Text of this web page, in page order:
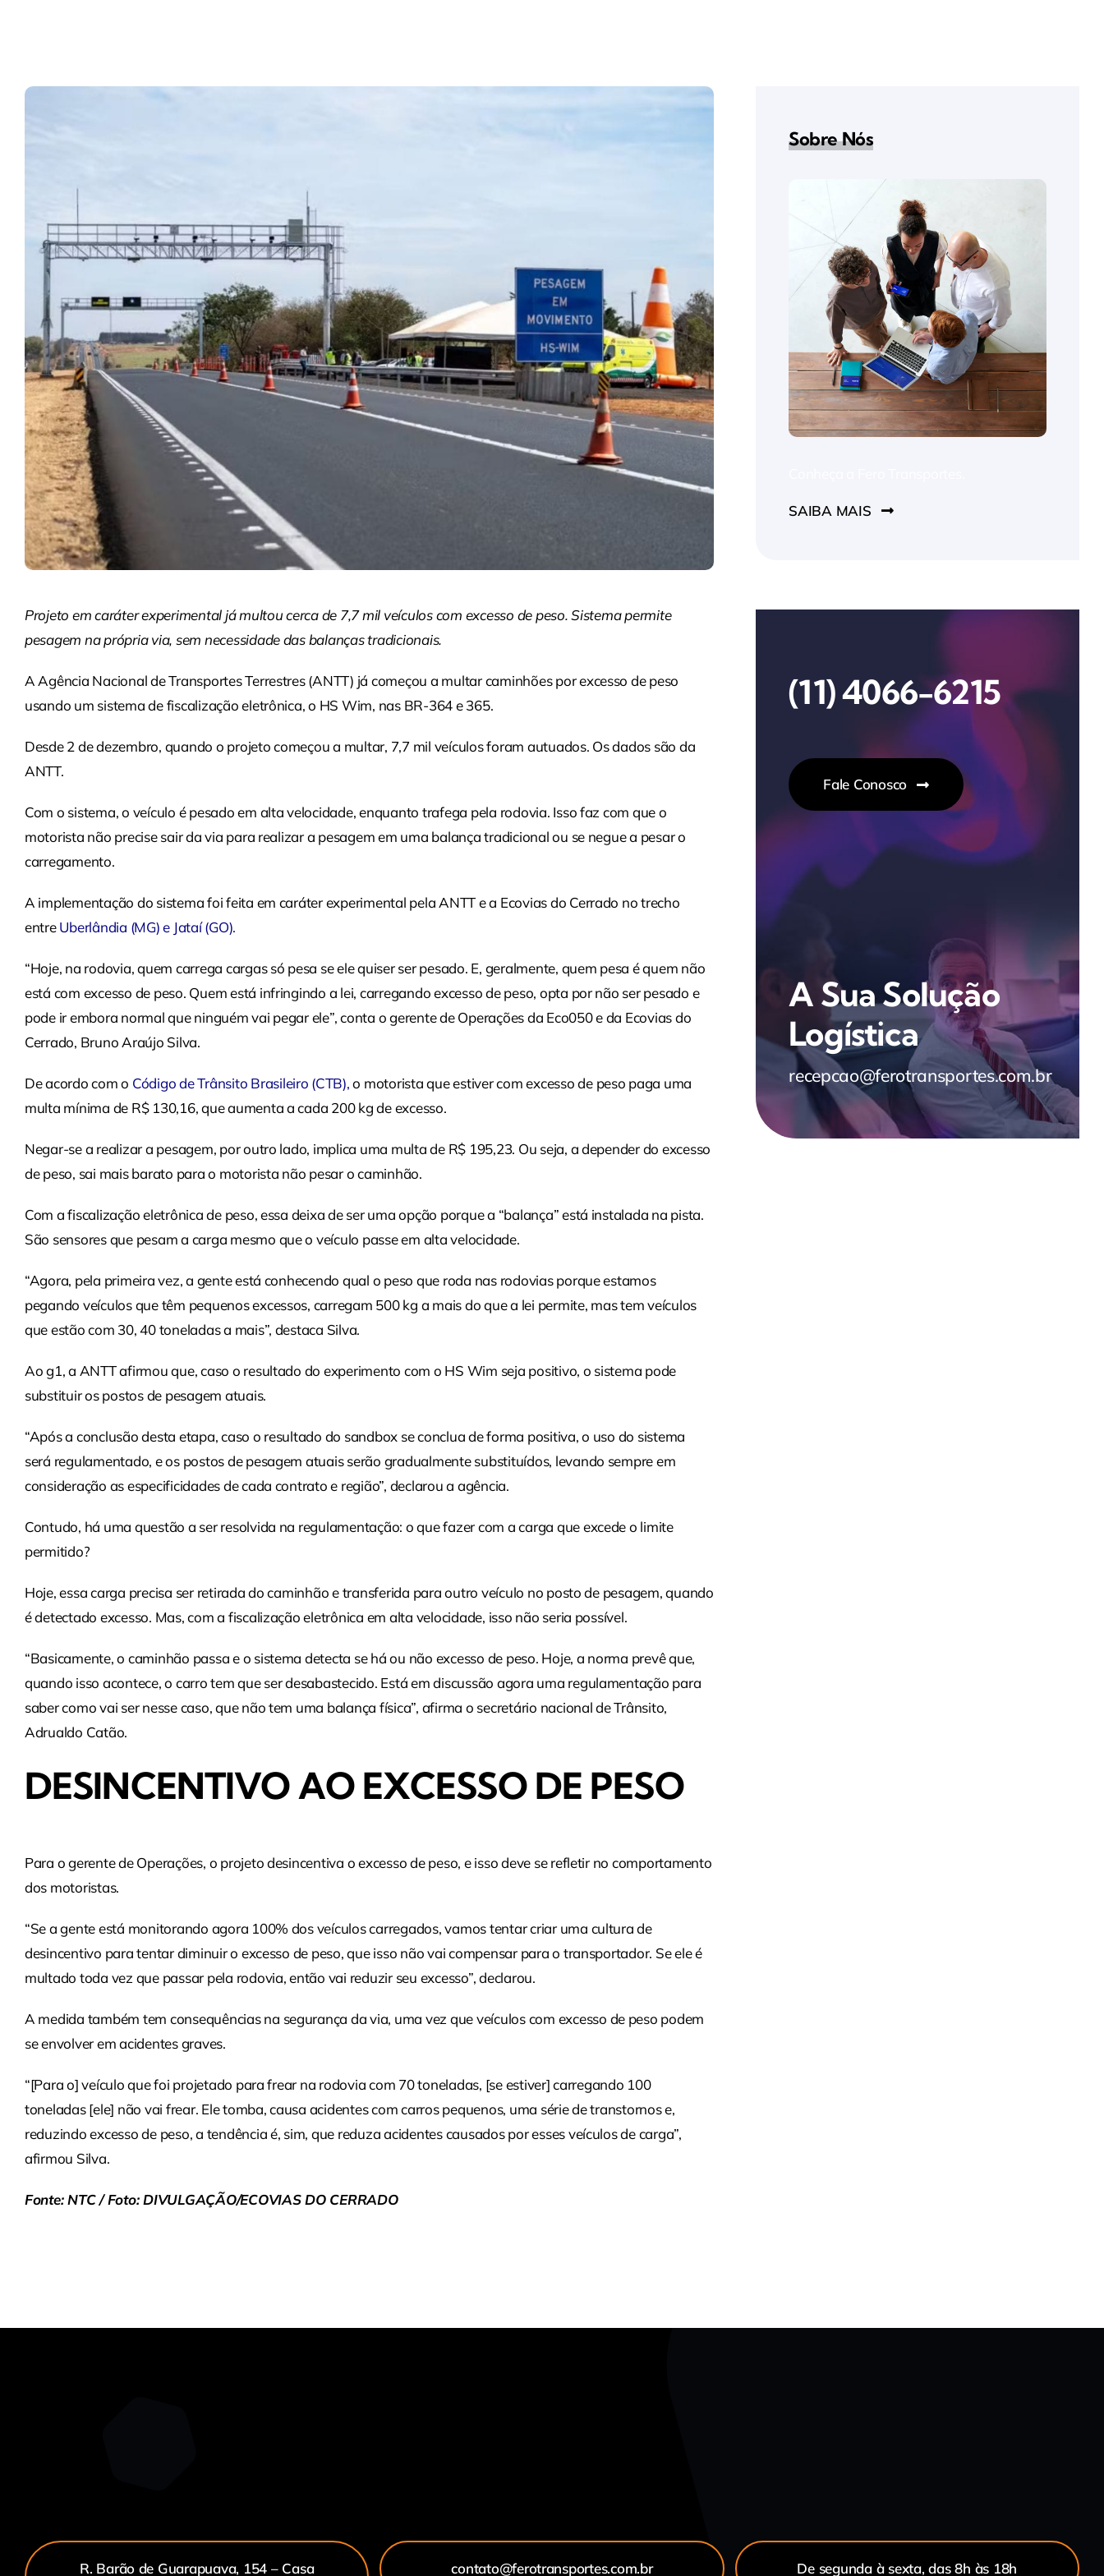
Projeto em caráter experimental já multou cerca de 7,7 mil veículos com excesso de peso. Sistema permite
pesagem na própria via, sem necessidade das balanças tradicionais.
A Agência Nacional de Transportes Terrestres (ANTT) já começou a multar caminhões por excesso de peso
usando um sistema de fiscalização eletrônica, o HS Wim, nas BR-364 e 365.
Desde 2 de dezembro, quando o projeto começou a multar, 7,7 mil veículos foram autuados. Os dados são da
ANTT.
Com o sistema, o veículo é pesado em alta velocidade, enquanto trafega pela rodovia. Isso faz com que o
motorista não precise sair da via para realizar a pesagem em uma balança tradicional ou se negue a pesar o
carregamento.
A implementação do sistema foi feita em caráter experimental pela ANTT e a Ecovias do Cerrado no trecho
entreUberlândia (MG)e Jataí (GO).
“Hoje, na rodovia, quem carrega cargas só pesa se ele quiser ser pesado. E, geralmente, quem pesa é quem não
está com excesso de peso. Quem está infringindo a lei, carregando excesso de peso, opta por não ser pesado e
pode ir embora normal que ninguém vai pegar ele”, conta o gerente de Operações da Eco050 e da Ecovias do
Cerrado, Bruno Araújo Silva.
De acordo com o Código de Trânsito Brasileiro (CTB),o motorista que estiver com excesso de peso paga uma
multa mínima de R$ 130,16, que aumenta a cada 200 kg de excesso.
Negar-se a realizar a pesagem, por outro lado, implica uma multa de R$ 195,23. Ou seja, a depender do excesso
de peso, sai mais barato para o motorista não pesar o caminhão.
Com a fiscalização eletrônica de peso, essa deixa de ser uma opção porque a “balança” está instalada na pista.
São sensores que pesam a carga mesmo que o veículo passe em alta velocidade.
“Agora, pela primeira vez, a gente está conhecendo qual o peso que roda nas rodovias porque estamos
pegando veículos que têm pequenos excessos, carregam 500 kg a mais do que a lei permite, mas tem veículos
que estão com 30, 40 toneladas a mais”, destaca Silva.
Ao g1, a ANTT afirmou que, caso o resultado do experimento com o HS Wim seja positivo, o sistema pode
substituir os postos de pesagem atuais.
“Após a conclusão desta etapa, caso o resultado do sandbox se conclua de forma positiva, o uso do sistema
será regulamentado, e os postos de pesagem atuais serão gradualmente substituídos, levando sempre em
consideração as especificidades de cada contrato e região”, declarou a agência.
Contudo, há uma questão a ser resolvida na regulamentação: o que fazer com a carga que excede o limite
permitido?
Hoje, essa carga precisa ser retirada do caminhão e transferida para outro veículo no posto de pesagem, quando
é detectado excesso. Mas, com a fiscalização eletrônica em alta velocidade, isso não seria possível.
“Basicamente, o caminhão passa e o sistema detecta se há ou não excesso de peso. Hoje, a norma prevê que,
quando isso acontece, o carro tem que ser desabastecido. Está em discussão agora uma regulamentação para
saber como vai ser nesse caso, que não tem uma balança física”, afirma o secretário nacional de Trânsito,
Adrualdo Catão.
DESINCENTIVO AO EXCESSO DE PESO
Para o gerente de Operações, o projeto desincentiva o excesso de peso, e isso deve se refletir no comportamento
dos motoristas.
“Se a gente está monitorando agora 100% dos veículos carregados, vamos tentar criar uma cultura de
desincentivo para tentar diminuir o excesso de peso, que isso não vai compensar para o transportador. Se ele é
multado toda vez que passar pela rodovia, então vai reduzir seu excesso”, declarou.
A medida também tem consequências na segurança da via, uma vez que veículos com excesso de peso podem
se envolver em acidentes graves.
“[Para o] veículo que foi projetado para frear na rodovia com 70 toneladas, [se estiver] carregando 100
toneladas [ele] não vai frear. Ele tomba, causa acidentes com carros pequenos, uma série de transtornos e,
reduzindo excesso de peso, a tendência é, sim, que reduza acidentes causados por esses veículos de carga”,
afirmou Silva.
Fonte: NTC / Foto: DIVULGAÇÃO/ECOVIAS DO CERRADO
Sobre Nós
SAIBA MAIS
(11) 4066-6215
Fale Conosco
A Sua Solução
Logística
recepcao@ferotransportes.com.br
R. Barão de Guarapuava, 154 – Casa contato@ferotransportes.com.br De segunda à sexta, das 8h às 18h